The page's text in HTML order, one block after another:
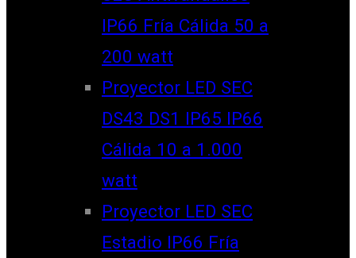
IP66 Fría Cálida 50 a
200 watt
Proyector LED SEC
DS43 DS1 IP65 IP66
Cálida 10 a 1.000
watt
Proyector LED SEC
Estadio IP66 Fría